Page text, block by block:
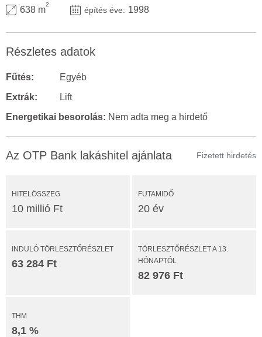
638 m
2
építés éve: 1998
Részletes adatok
Fűtés:
Egyéb
Extrák:
Lift
Energetikai besorolás: Nem adta meg a hirdető
Az OTP Bank lakáshitel ajánlata Fizetett hirdetés
HITELÖSSZEG
10 millió Ft
FUTAMIDŐ
20 év
INDULÓ TÖRLESZTŐRÉSZLET
63 284 Ft
TÖRLESZTŐRÉSZLET A 13.
HÓNAPTÓL
82 976 Ft
THM
8,1 %